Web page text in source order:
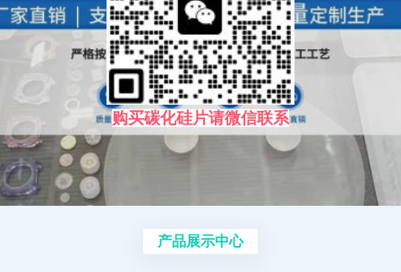
购买碳化硅片请微信联系
产品展示中心